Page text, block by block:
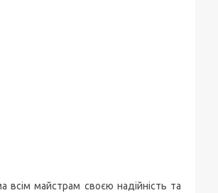
всім майстрам своєю надійність та